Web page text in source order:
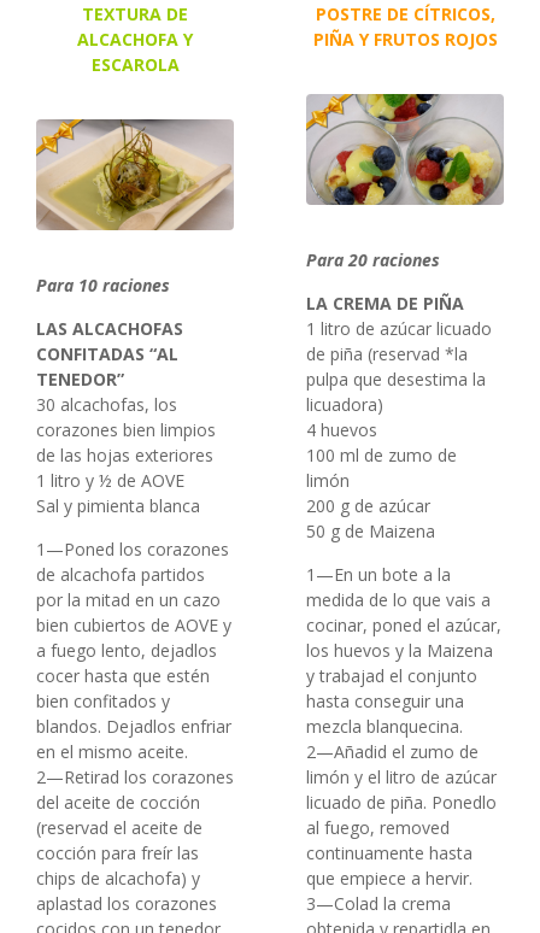
TEXTURA DE
ALCACHOFA Y
ESCAROLA
Para 10 raciones
LAS ALCACHOFAS
CONFITADAS “AL
TENEDOR”
30 alcachofas, los
corazones bien limpios
de las hojas exteriores
1 litro y ½ de AOVE
Sal y pimienta blanca
1—Poned los corazones
de alcachofa partidos
por la mitad en un cazo
bien cubiertos de AOVE y
a fuego lento, dejadlos
cocer hasta que estén
bien confitados y
blandos. Dejadlos enfriar
en el mismo aceite.
2—Retirad los corazones
del aceite de cocción
(reservad el aceite de
cocción para freír las
chips de alcachofa) y
aplastad los corazones
POSTRE DE CÍTRICOS,
PIÑA Y FRUTOS ROJOS
Para 20 raciones
LA CREMA DE PIÑA
1 litro de azúcar licuado
de piña (reservad *la
pulpa que desestima la
licuadora)
4 huevos
100 ml de zumo de
limón
200 g de azúcar
50 g de Maizena
1—En un bote a la
medida de lo que vais a
cocinar, poned el azúcar,
los huevos y la Maizena
y trabajad el conjunto
hasta conseguir una
mezcla blanquecina.
2—Añadid el zumo de
limón y el litro de azúcar
licuado de piña. Ponedlo
al fuego, removed
continuamente hasta
que empiece a hervir.
3—Colad la crema